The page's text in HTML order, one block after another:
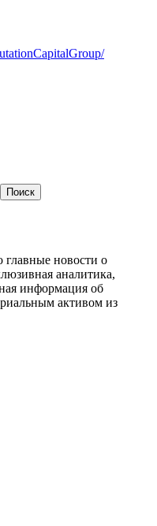
главные новости о
аналитика,
информация об
активом из